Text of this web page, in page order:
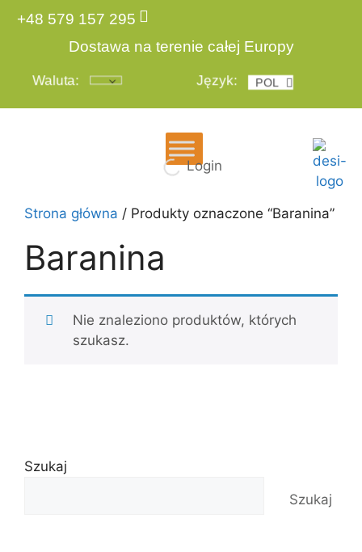
+48 579 157 295
Dostawa na terenie całej Europy
Waluta: Język: POL
ENG
Login
Strona główna / Produkty oznaczone “Baranina”
Baranina
Nie znaleziono produktów, których
szukasz.
Szukaj
Szukaj